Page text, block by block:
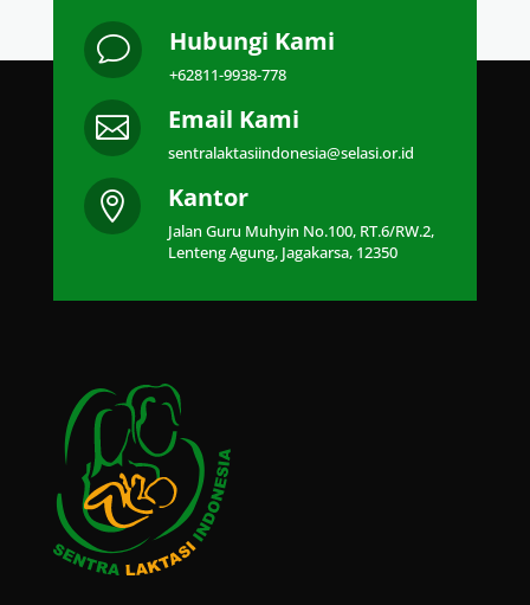
v Hubungi Kami
+62811-9938-778
 Email Kami
sentralaktasiindonesia@selasi.or.id
 Kantor
Jalan Guru Muhyin No.100, RT.6/RW.2,
Lenteng Agung, Jagakarsa, 12350